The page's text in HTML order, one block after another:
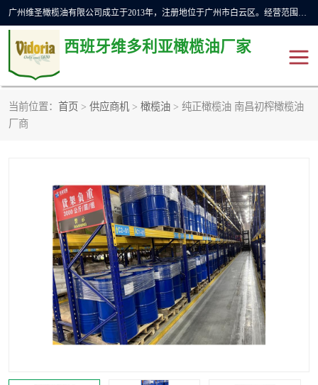
广州维圣橄榄油有限公司成立于2013年，注册地位于广州市白云区。经营范围包括饲料原料销售;畜牧渔业饲料销售;化妆品批发;贸易经纪;食品进出口等，主要产品有：橄榄果渣油，橄榄油，纯橄榄油等。
西班牙维多利亚橄榄油厂家
当前位置： 首页 > 供应商机 > 橄榄油 > 纯正橄榄油 南昌初榨橄榄油
厂商橄榄油
橄榄果渣油 精炼橄榄油